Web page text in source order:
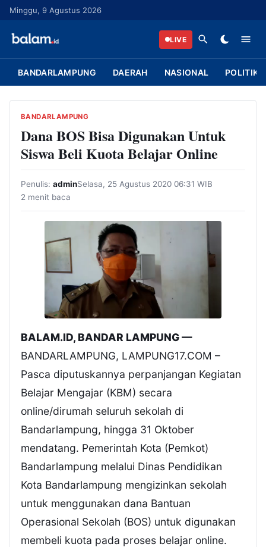
u
Minggu, 9 Agustus 2026
LIVE
BANDARLAMPUNG DAERAH NASIONAL POLITIK
BANDARLAMPUNG
Dana BOS Bisa Digunakan Untuk
Siswa Beli Kuota Belajar Online
Penulis: adminSelasa, 25 Agustus 2020 06:31 WIB
2 menit baca
BALAM.ID, BANDAR LAMPUNG —
BANDARLAMPUNG, LAMPUNG17.COM –
Pasca diputuskannya perpanjangan Kegiatan
Belajar Mengajar (KBM) secara
online/dirumah seluruh sekolah di
Bandarlampung, hingga 31 Oktober
mendatang. Pemerintah Kota (Pemkot)
Bandarlampung melalui Dinas Pendidikan
Kota Bandarlampung mengizinkan sekolah
untuk menggunakan dana Bantuan
Operasional Sekolah (BOS) untuk digunakan
membeli kuota pada proses belajar online.